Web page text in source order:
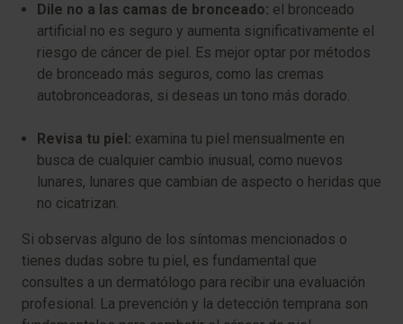
Dile no a las camas de bronceado: el bronceado
artificial no es seguro y aumenta significativamente el
riesgo de cáncer de piel. Es mejor optar por métodos
de bronceado más seguros, como las cremas
autobronceadoras, si deseas un tono más dorado.
Revisa tu piel: examina tu piel mensualmente en
busca de cualquier cambio inusual, como nuevos
lunares, lunares que cambian de aspecto o heridas que
no cicatrizan.
Si observas alguno de los síntomas mencionados o
tienes dudas sobre tu piel, es fundamental que
consultes a un dermatólogo para recibir una evaluación
profesional. La prevención y la detección temprana son